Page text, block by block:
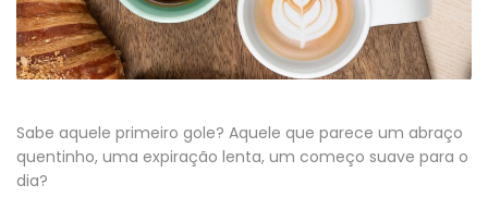
Sabe aquele primeiro gole? Aquele que parece um abraço
quentinho, uma expiração lenta, um começo suave para o
dia?